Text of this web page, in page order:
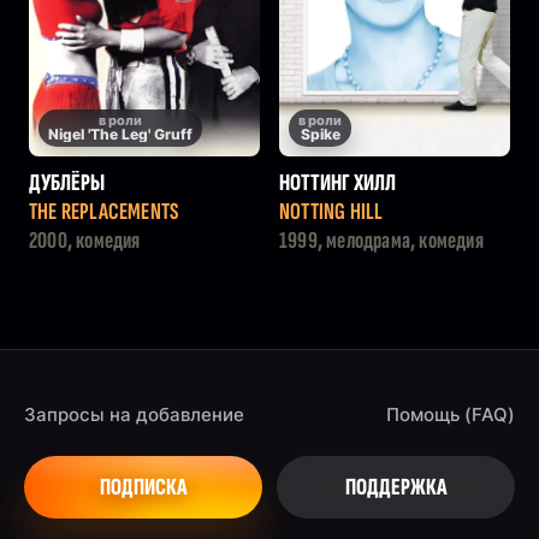
в роли
Nigel 'The Leg' Gruff
ДУБЛЁРЫ
THE REPLACEMENTS
2000, комедия
в роли
Spike
НОТТИНГ ХИЛЛ
NOTTING HILL
1999, мелодрама, комедия
Запросы на добавление
ПОДПИСКА
Помощь (FAQ)
ПОДДЕРЖКА